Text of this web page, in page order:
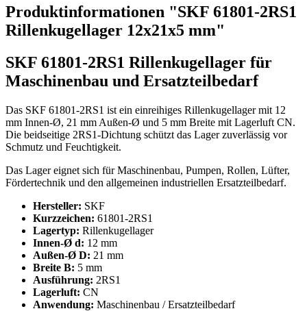
Produktinformationen "SKF 61801-2RS1
Rillenkugellager 12x21x5 mm"
SKF 61801-2RS1 Rillenkugellager für
Maschinenbau und Ersatzteilbedarf
Das SKF 61801-2RS1 ist ein einreihiges Rillenkugellager mit 12
mm Innen-Ø, 21 mm Außen-Ø und 5 mm Breite mit Lagerluft CN.
Die beidseitige 2RS1-Dichtung schützt das Lager zuverlässig vor
Schmutz und Feuchtigkeit.
Das Lager eignet sich für Maschinenbau, Pumpen, Rollen, Lüfter,
Fördertechnik und den allgemeinen industriellen Ersatzteilbedarf.
Hersteller: SKF
Kurzzeichen: 61801-2RS1
Lagertyp: Rillenkugellager
Innen-Ø d: 12 mm
Außen-Ø D: 21 mm
Breite B: 5 mm
Ausführung: 2RS1
Lagerluft: CN
Anwendung: Maschinenbau / Ersatzteilbedarf